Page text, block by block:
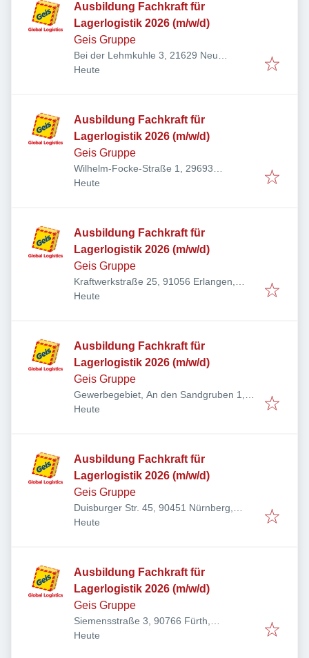
Ausbildung Fachkraft für
Lagerlogistik 2026 (m/w/d)
Geis Gruppe
Bei der Lehmkuhle 3, 21629 Neu
Wulmstorf, Deutschland
Veröffentlicht
Heute
Ausbildung Fachkraft für
Lagerlogistik 2026 (m/w/d)
Geis Gruppe
Wilhelm-Focke-Straße 1, 29693
Hodenhagen, Deutschland
Veröffentlicht
Heute
Ausbildung Fachkraft für
Lagerlogistik 2026 (m/w/d)
Geis Gruppe
Kraftwerkstraße 25, 91056 Erlangen,
Deutschland
Veröffentlicht
Heute
Ausbildung Fachkraft für
Lagerlogistik 2026 (m/w/d)
Geis Gruppe
Gewerbegebiet, An den Sandgruben 1,
91301 Forchheim, Deutschland
Veröffentlicht
Heute
Ausbildung Fachkraft für
Lagerlogistik 2026 (m/w/d)
Geis Gruppe
Duisburger Str. 45, 90451 Nürnberg,
Deutschland
Veröffentlicht
Heute
Ausbildung Fachkraft für
Lagerlogistik 2026 (m/w/d)
Geis Gruppe
Siemensstraße 3, 90766 Fürth,
Deutschland
Veröffentlicht
Heute